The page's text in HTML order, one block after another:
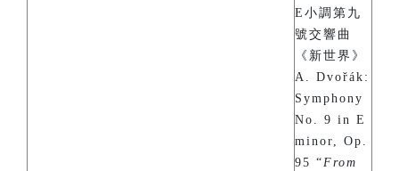
E小調第九
號交響曲
《新世界》
A. Dvořák:
Symphony
No. 9 in E
minor, Op.
95 “From